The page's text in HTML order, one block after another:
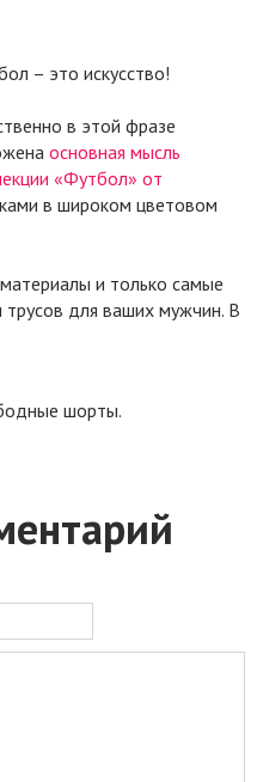
– это искусство!
в этой фразе
основная мысль
«Футбол» от
в широком цветовом
и только самые
для ваших мужчин. В
шорты.